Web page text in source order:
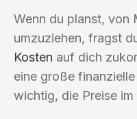
Wenn du planst, von
umzuziehen, fragst
Kosten auf dich
eine große
wichtig, die Preise im